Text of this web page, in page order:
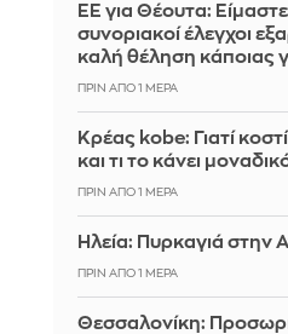
ΕΕ για Θέουτα:
συνοριακοί έλεγχοι
καλή θέληση κάποιας
ΠΡΙΝ ΑΠΌ 1 ΜΈΡΑ
Κρέας kobe: Γιατί
και τι το κάνει
ΠΡΙΝ ΑΠΌ 1 ΜΈΡΑ
Ηλεία: Πυρκαγιά στην
ΠΡΙΝ ΑΠΌ 1 ΜΈΡΑ
Θεσσαλονίκη: